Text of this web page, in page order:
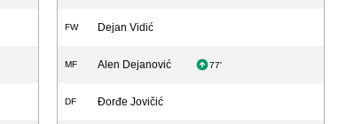
FW Dejan Vidić
MF Alen Dejanović 77'
DF Đorđe Jovičić